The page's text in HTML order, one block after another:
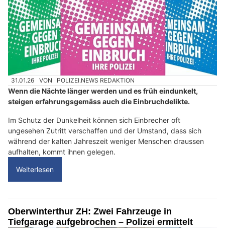
31.01.26 VON POLIZEI.NEWS REDAKTION
Wenn die Nächte länger werden und es früh eindunkelt,
steigen erfahrungsgemäss auch die Einbruchdelikte.
Im Schutz der Dunkelheit können sich Einbrecher oft
ungesehen Zutritt verschaffen und der Umstand, dass sich
während der kalten Jahreszeit weniger Menschen draussen
aufhalten, kommt ihnen gelegen.
Weiterlesen
Oberwinterthur ZH: Zwei Fahrzeuge in
Tiefgarage aufgebrochen – Polizei ermittelt